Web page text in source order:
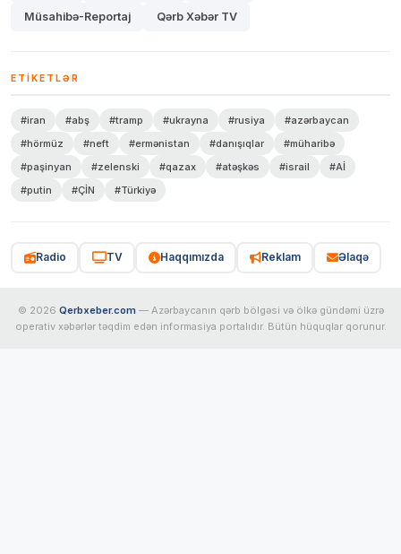
Müsahibə-Reportaj Qərb Xəbər TV
ETIKETLƏR
#iran #abş #tramp #ukrayna #rusiya
#azərbaycan
#hörmüz
#neft #ermənistan #danışıqlar
#müharibə
#paşinyan
#zelenski #qazax #atəşkəs #israil
#Aİ
#putin
#ÇİN #Türkiyə
Radio TV Haqqımızda Reklam Əlaqə
© 2026 Qerbxeber.com — Azərbaycanın qərb bölgəsi və ölkə gündəmi üzrə
operativ xəbərlər təqdim edən informasiya portalıdır. Bütün hüquqlar qorunur.